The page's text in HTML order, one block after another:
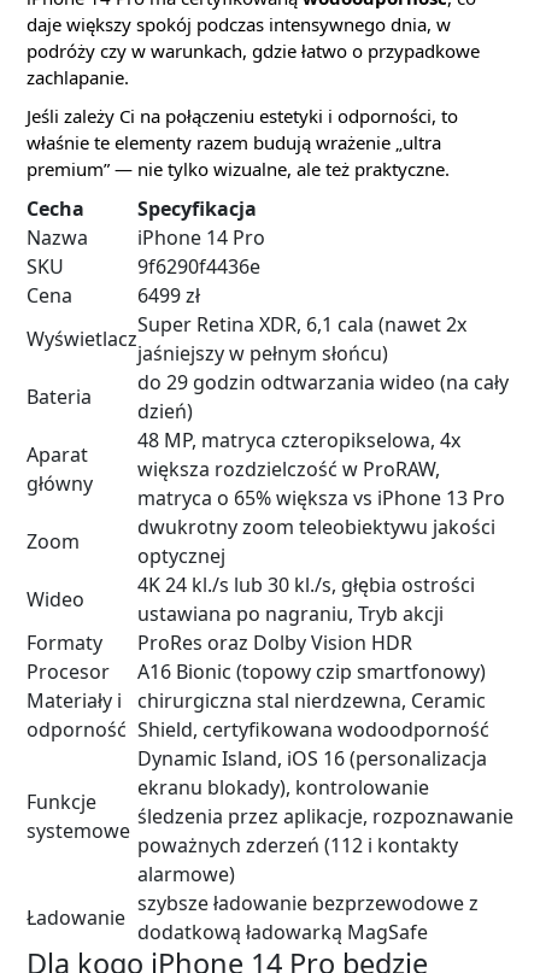
daje większy spokój podczas intensywnego dnia, w
podróży czy w warunkach, gdzie łatwo o przypadkowe
zachlapanie.
Jeśli zależy Ci na połączeniu estetyki i odporności, to
właśnie te elementy razem budują wrażenie „ultra
premium” — nie tylko wizualne, ale też praktyczne.
Cecha
Specyfikacja
Nazwa
iPhone 14 Pro
SKU
9f6290f4436e
Cena
6499 zł
Wyświetlacz
Super Retina XDR, 6,1 cala (nawet 2x
jaśniejszy w pełnym słońcu)
Bateria
do 29 godzin odtwarzania wideo (na cały
dzień)
Aparat
główny
48 MP, matryca czteropikselowa, 4x
większa rozdzielczość w ProRAW,
matryca o 65% większa vs iPhone 13 Pro
Zoom
dwukrotny zoom teleobiektywu jakości
optycznej
Wideo
4K 24 kl./s lub 30 kl./s, głębia ostrości
ustawiana po nagraniu, Tryb akcji
Formaty
ProRes oraz Dolby Vision HDR
Procesor
A16 Bionic (topowy czip smartfonowy)
Materiały i
odporność
chirurgiczna stal nierdzewna, Ceramic
Shield, certyfikowana wodoodporność
Funkcje
systemowe
Dynamic Island, iOS 16 (personalizacja
ekranu blokady), kontrolowanie
śledzenia przez aplikacje, rozpoznawanie
poważnych zderzeń (112 i kontakty
alarmowe)
Ładowanie
szybsze ładowanie bezprzewodowe z
dodatkową ładowarką MagSafe
Dla kogo iPhone 14 Pro będzie